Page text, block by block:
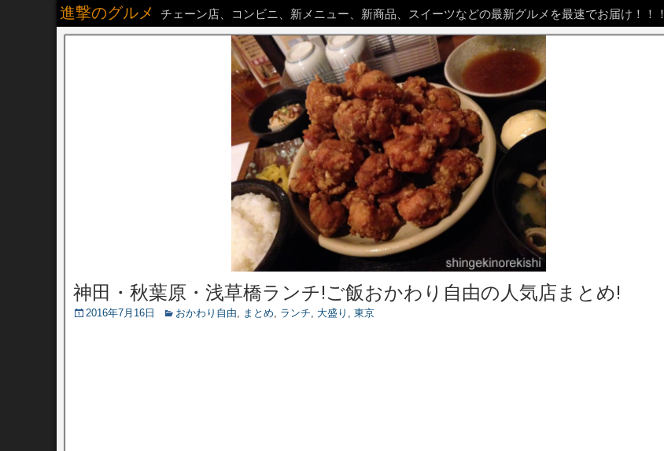
進撃のグルメ チェーン店、コンビニ、新メニュー、新商品、スイーツなどの最新グルメを最速でお届け！！！
神田・秋葉原・浅草橋ランチ!ご飯おかわり自由の人気店まとめ!
2016年7月16日 おかわり自由, まとめ, ランチ, 大盛り , 東京